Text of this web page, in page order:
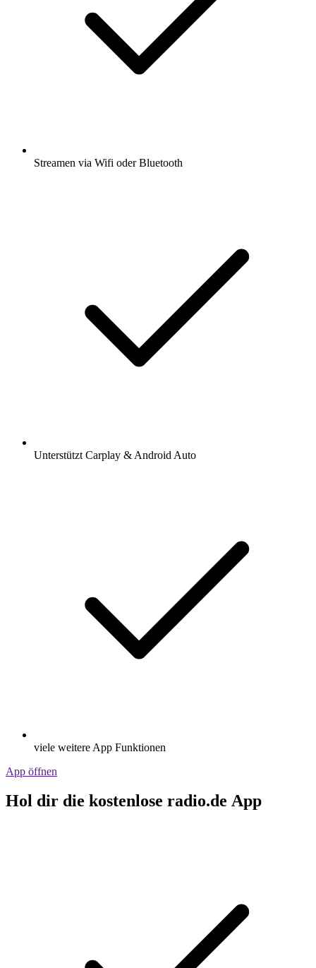
Streamen via Wifi oder Bluetooth
Unterstützt Carplay & Android Auto
viele weitere App Funktionen
App öffnen
Hol dir die kostenlose radio.de App